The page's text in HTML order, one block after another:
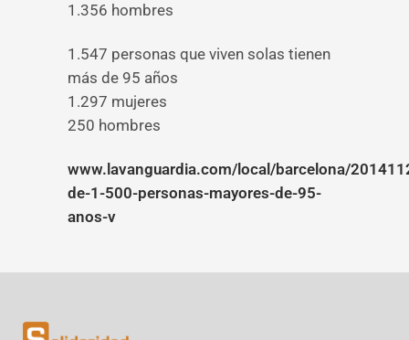
1.356 hombres
1.547 personas que viven solas tienen
más de 95 años
1.297 mujeres
250 hombres
www.lavanguardia.com/local/barcelona/
de-1-500-personas-mayores-de-95-
anos-v